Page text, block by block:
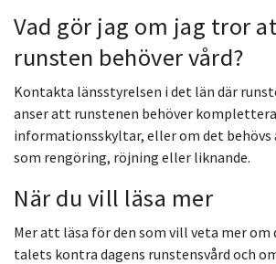
Vad gör jag om jag tror
runsten behöver vård?
Kontakta länsstyrelsen i det län där
anser att runstenen behöver
informationsskyltar, eller om det behövs
som rengöring, röjning eller liknande.
När du vill läsa mer
Mer att läsa för den som vill veta mer om
talets kontra dagens runstensvård och